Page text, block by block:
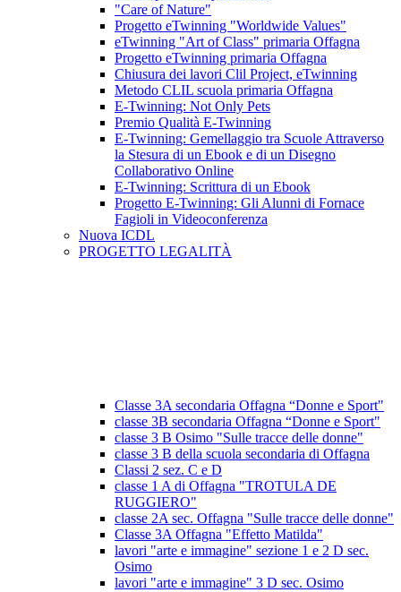
"Care of Nature"
Progetto eTwinning "Worldwide Values"
eTwinning "Art of Class" primaria Offagna
Progetto eTwinning primaria Offagna
Chiusura dei lavori Clil Project, eTwinning
Metodo CLIL scuola primaria Offagna
E-Twinning: Not Only Pets
Premio Qualità E-Twinning
E-Twinning: Gemellaggio tra Scuole Attraverso
la Stesura di un Ebook e di un Disegno
Collaborativo Online
E-Twinning: Scrittura di un Ebook
Progetto E-Twinning: Gli Alunni di Fornace
Fagioli in Videoconferenza
Nuova ICDL
PROGETTO LEGALITÀ
Classe 3A secondaria Offagna “Donne e Sport"
classe 3B secondaria Offagna “Donne e Sport"
classe 3 B Osimo "Sulle tracce delle donne"
classe 3 B della scuola secondaria di Offagna
Classi 2 sez. C e D
classe 1 A di Offagna "TROTULA DE
RUGGIERO"
classe 2A sec. Offagna "Sulle tracce delle donne"
Classe 3A Offagna "Effetto Matilda"
lavori "arte e immagine" sezione 1 e 2 D sec.
Osimo
lavori "arte e immagine" 3 D sec. Osimo